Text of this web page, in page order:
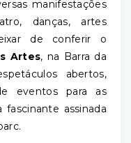
manifestações
danças, artes
de conferir o
Artes, na Barra da
abertos,
eventos para as
assinada